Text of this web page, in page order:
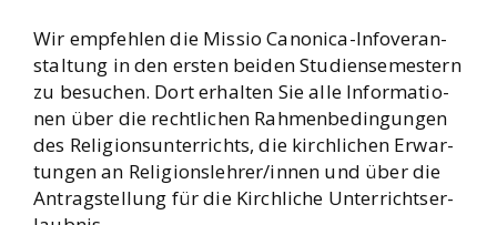
Wir emp­feh­len die Mis­sio Cano­ni­ca-Info­ver­an­
stal­tung in den ers­ten bei­den Stu­di­en­se­mes­tern
zu besu­chen. Dort erhal­ten Sie alle Infor­ma­tio­
nen über die recht­li­chen Rah­men­be­din­gun­gen
des Reli­gi­ons­un­ter­richts, die kirch­li­chen Erwar­
tun­gen an Religionslehrer/innen und über die
Antrag­stel­lung für die Kirch­li­che Unter­richts­er­